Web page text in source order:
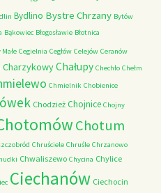
Bydlino Bystre Chrzany Bytów
Bąkowiec Błogosławie Błotnica
Cegielnia Cegłów Celejów Ceranów
CharzykowyChałupy Chechło Chełm
Chmielnik Chobienice
Chodzież Chojnice Chojny
Chotum
Chruściele Chruśle Chrzanowo
Chwaliszewo Chycina Chylice
Ciechanów Ciechocin